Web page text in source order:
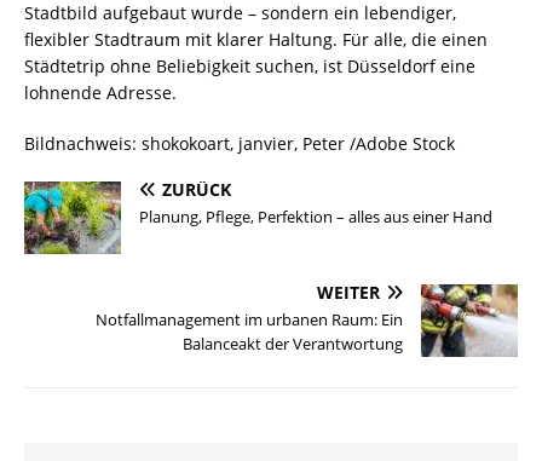
Stadtbild aufgebaut wurde – sondern ein lebendiger,
flexibler Stadtraum mit klarer Haltung. Für alle, die einen
Städtetrip ohne Beliebigkeit suchen, ist Düsseldorf eine
lohnende Adresse.
Bildnachweis: shokokoart, janvier, Peter /Adobe Stock
ZURÜCK
Planung, Pflege, Perfektion – alles aus einer Hand
WEITER
Notfallmanagement im urbanen Raum: Ein
Balanceakt der Verantwortung